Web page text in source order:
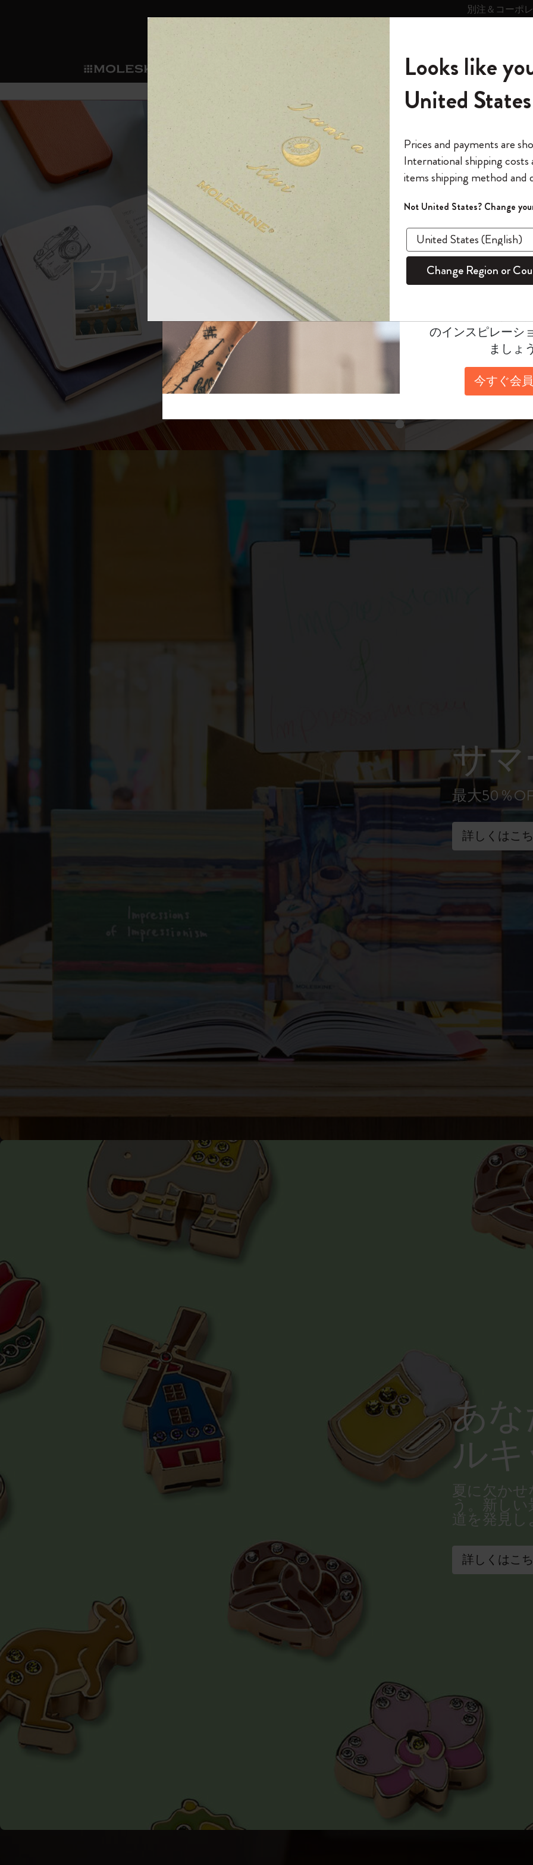
別注＆コーポ
ショ
新商品
ノートブック
ノートブック
The Original Notebook
ミニノートブックチャーム
カイエ ＆ ジャーナル
セット
パッションジャーナル
スチューデントカイエジャーナル
サブカテゴリ
ダイアリー
パーソナル・ダイアリー
12カ月ダイアリー
15ヶ月プランナー
ウィークリープランナー
デイリープランナー
マンスリープランナー
ライフプランナー・コレクション
アカデミック・プランナー
モレスキンスマート
サブカテゴリ
すべて見る
スマートライティング・システム
モレスキンスマートスマートとは
アプリ・サービス
ライティングツール
サブカテゴリ
モレスキンスマート
Blackwing x モレスキン
Kaweco x モレスキン
ペン & ペンシル
限定版ノートブック
Reframe サングラス
ムーミン コレクション
キム・ジョンギコレクション
「Alice's Adventures in Wonderland」コレ
『ロード・オブ・ザ・リング』コレク
カラーパターン ノートブック
サクラコレクション
馬年コレクション
ISSEY MIYAKE | モレスキン のコレク
ション
ナサにインスパイアされたコレクショ
ン
ピーナッツ限定コレクション
Mardi Mercredi × モレスキン
ハリー・ポッターの呪文コレクション
キム・ジョンギコレクション
Impressions of Impressionism コレクショ
ン
カサ・バトリョ 限定版コレクション
ゴッホ美術館
バッグ
サブカテゴリ
すべて見る
バックパック
限定版バックパック
Shopper paper – made Collection
ギフト
サブカテゴリ
アートを愛する方への贈り物
プロフェッショナルへの贈り物
ミニマリストへの贈り物
マキシマリストへの贈り物
健康を愛する方への贈り物です
趣味を愛する方へのギフト
ピン
サブカテゴリ
カントリー・テーマ・ピンズ・コレク
ション
サブカテゴリ
プライドをいつも胸に
Mardi Mercredi × モレスキン
すべて見る
スマートライティング・シス
サブカテゴリ
スマートライティング・システム
スマートノートブック
スマートダイアリー
モレスキンスマートスマート
アプリ・サービス
サブカテゴリ
Notes
モレスキン Journal
モレスキン Planner
パーソナライズサ
ービス
サブカテゴリ
カスタムダイアリー
カスタムノートブック
和紙テープ
ミニノートブックチャーム
別注＆コーポレートギフト
リー
の世界
サブカテゴリ
モレスキンメンバーシップ
我々の歴史
モレスキンのマニフェスト
ペンと紙の力
持続可能な創造性
今すぐメンバー登録
ウェルカムオファー: 次回のご購入時に10% オフと送料無料
通常特典: パーソナライズの2冊ご購入で1冊無料
バースデー特典: 1回限りの割引（1ヶ月有効）
先行プレビュー: 新作コレクションへの先行アクセス
伝説的なお得情報: 会員限定の特別サプライズ
セールへの早期アクセス: お得な情報をいち早くチェック
モレスキン限定イベント: 優先アクセス
返品期間の延長: 1ヶ月間
モレスキンの世界
*メールアドレス
*パスワード
このデバイスで情
ログイン
6,500円以上のご購入で送料無料
あるページから始まる物語
Reframe Sunglasses（リフレー
あなたにぴったりの一本を選ぼう
ス
スライド表示2
スライド表示3
スライド表示4
スライド表示5
サ
最大50％
詳しくはこ
あ
ル
夏に欠か
う。新し
道を発見し
詳しくはこ
モレスキンの世
今すぐ会員登録
「WELCOME10」
回注文が10%オフ
ます。セール・ア
適用
のインスピレーシ
ましょ
今すぐ会
Looks like
United States
Prices and payments are
International shipping costs
items shipping method and
Not United States? Change
Change Region or